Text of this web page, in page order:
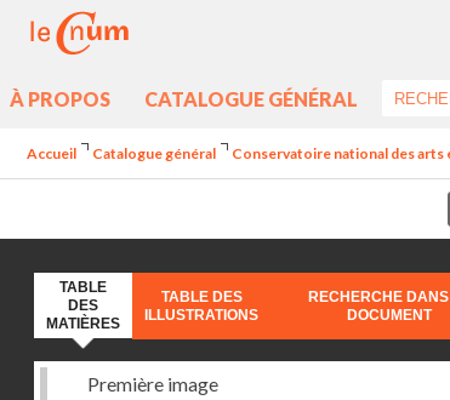
À PROPOS CATALOGUE GÉNÉRAL
Accueil Catalogue général Conservatoire national des arts
TABLE
DES
MATIÈRES
TABLE DES
ILLUSTRATIONS
RECHERCHE
DOCUMENT
Première image